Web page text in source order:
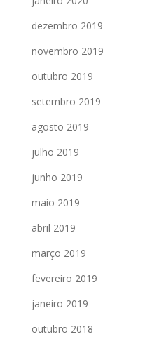
dezembro 2019
novembro 2019
outubro 2019
setembro 2019
agosto 2019
julho 2019
junho 2019
maio 2019
abril 2019
março 2019
fevereiro 2019
janeiro 2019
outubro 2018